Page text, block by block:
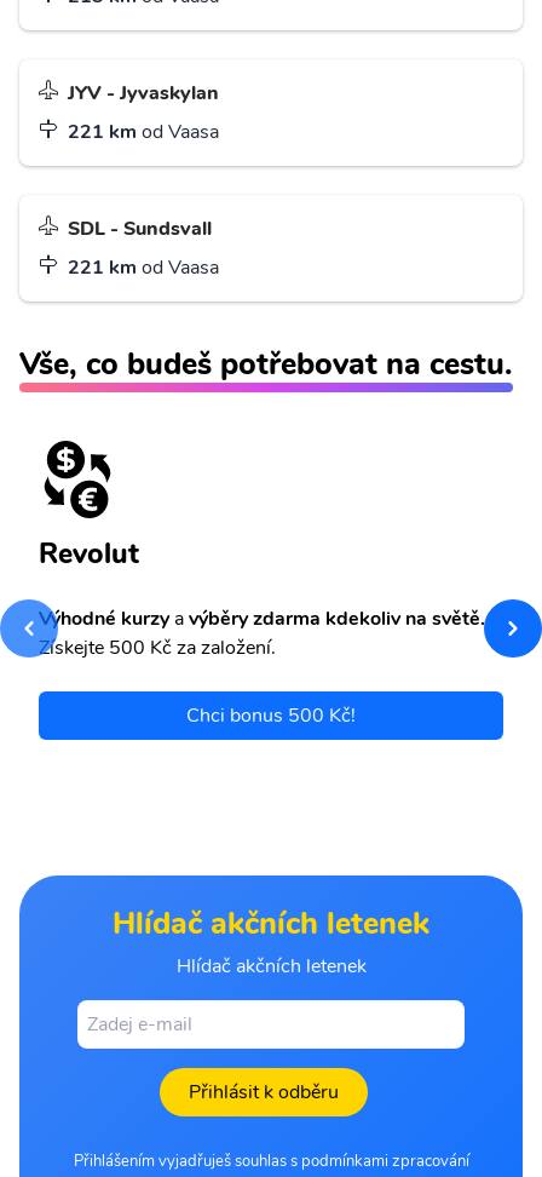
JYV - Jyvaskylan
221 km od Vaasa
SDL - Sundsvall
221 km od Vaasa
Vše, co budeš potřebovat na cestu.
Revolut
Výhodné kurzyavýběry zdarma kdekoliv na světě.
Získejte 500 Kč za založení.
Chci bonus 500 Kč!
Hlídač akčních letenek
Hlídač akčních letenek
Přihlásit k odběru
Přihlášením vyjadřuješ souhlas s podmínkami zpracování